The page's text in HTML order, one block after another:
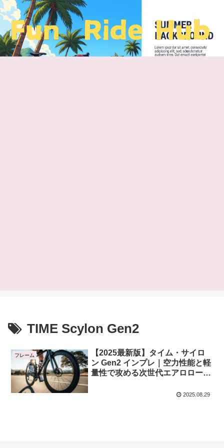
TIME Scylon Gen2
フレーム
【2025最新版】タイム・サイロ
ン Gen2 インプレ｜空力性能と軽
量性で攻める次世代エアロロード
2025.08.29